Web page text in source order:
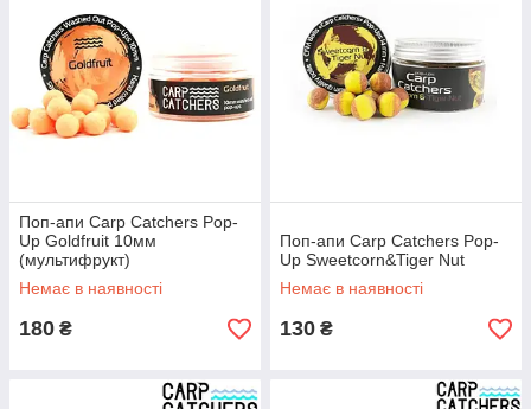
Поп-апи Carp Catchers Pop-
Up Goldfruit 10мм
(мультифрукт)
Немає в наявності
180 ₴
Поп-апи Carp Catchers Pop-
Up Sweetcorn&Tiger Nut
Немає в наявності
130 ₴